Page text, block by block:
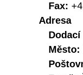
Fax:
Adresa
Město: